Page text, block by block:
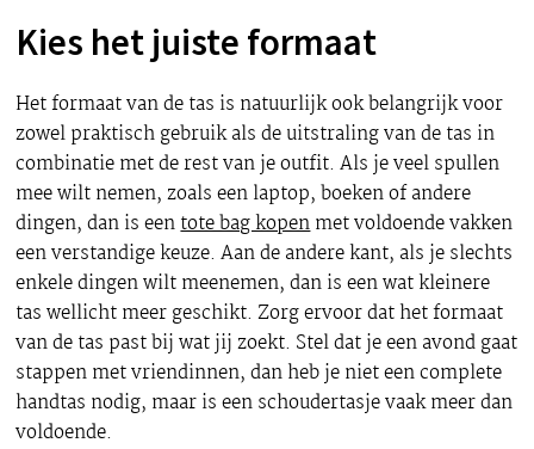
Kies het juiste formaat
Het formaat van de tas is natuurlijk ook belangrijk voor
zowel praktisch gebruik als de uitstraling van de tas in
combinatie met de rest van je outfit. Als je veel spullen
mee wilt nemen, zoals een laptop, boeken of andere
dingen, dan is eentote bag kopenmet voldoende vakken
een verstandige keuze. Aan de andere kant, als je slechts
enkele dingen wilt meenemen, dan is een wat kleinere
tas wellicht meer geschikt. Zorg ervoor dat het formaat
van de tas past bij wat jij zoekt. Stel dat je een avond gaat
stappen met vriendinnen, dan heb je niet een complete
handtas nodig, maar is een schoudertasje vaak meer dan
voldoende.